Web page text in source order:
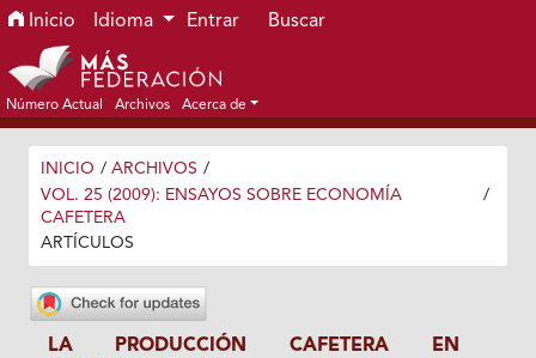
Ir al menú de navegación principal
Ir al contenido principal
Ir al pie de página del sitio
Inicio Idioma Entrar Buscar
Número Actual Archivos Acerca de
INICIO / ARCHIVOS /
VOL. 25 (2009): ENSAYOS SOBRE ECONOMÍA
CAFETERA
/
ARTÍCULOS
LA PRODUCCIÓN CAFETERA EN